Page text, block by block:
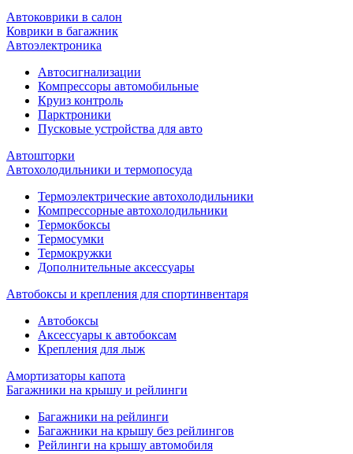
Автоковрики в салон
Коврики в багажник
Автоэлектроника
Автосигнализации
Компрессоры автомобильные
Круиз контроль
Парктроники
Пусковые устройства для авто
Автошторки
Автохолодильники и термопосуда
Термоэлектрические автохолодильники
Компрессорные автохолодильники
Термокбоксы
Термосумки
Термокружки
Дополнительные аксессуары
Автобоксы и крепления для спортинвентаря
Автобоксы
Аксессуары к автобоксам
Крепления для лыж
Амортизаторы капота
Багажники на крышу и рейлинги
Багажники на рейлинги
Багажники на крышу без рейлингов
Рейлинги на крышу автомобиля